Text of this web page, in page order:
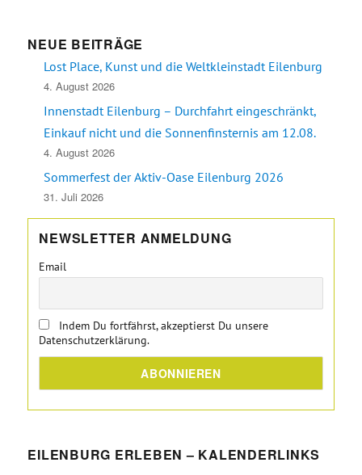
NEUE BEITRÄGE
Lost Place, Kunst und die Weltkleinstadt Eilenburg
4. August 2026
Innenstadt Eilenburg – Durchfahrt eingeschränkt,
Einkauf nicht und die Sonnenfinsternis am 12.08.
4. August 2026
Sommerfest der Aktiv-Oase Eilenburg 2026
31. Juli 2026
NEWSLETTER ANMELDUNG
Email
Indem Du fortfährst, akzeptierst Du unsere
Datenschutzerklärung.
EILENBURG ERLEBEN – KALENDERLINKS